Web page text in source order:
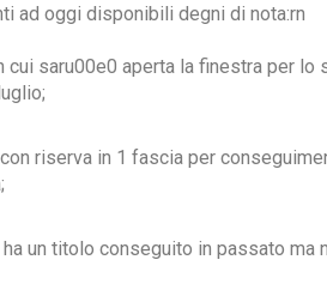
ad oggi disponibili degni di nota:rn
cui saru00e0 aperta la finestra per
riserva in 1 fascia per
un titolo conseguito in passato ma